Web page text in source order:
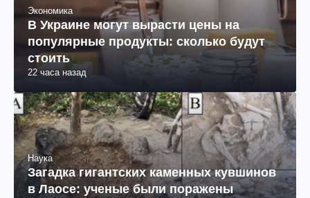
Экономика
В Украине могут вырасти цены на
популярные продукты: сколько будут
стоить
22 часа назад
Наука
Загадка гигантских каменных кувшинов
в Лаосе: ученые были поражены